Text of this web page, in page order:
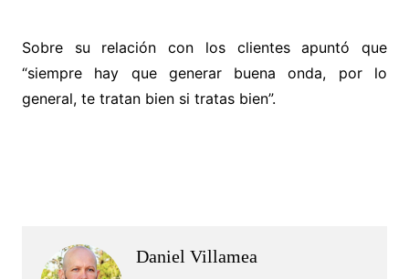
Sobre su relación con los clientes apuntó que
“siempre hay que generar buena onda, por lo
general, te tratan bien si tratas bien”.
Daniel Villamea